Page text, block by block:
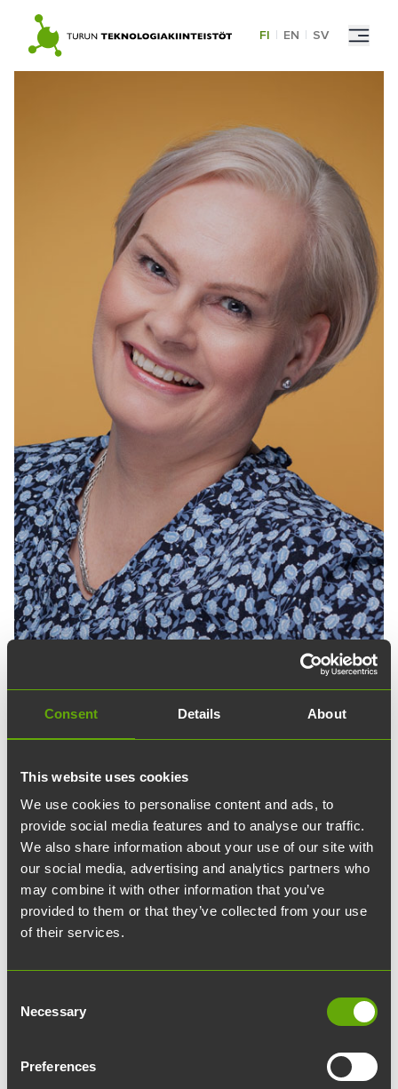
Consent Details About
This website uses cookies
We use cookies to personalise content and ads, to
provide social media features and to analyse our traffic.
We also share information about your use of our site with
our social media, advertising and analytics partners who
may combine it with other information that you’ve
provided to them or that they’ve collected from your use
of their services.
Selection
Necessary
Preferences
content
FI | EN | SV